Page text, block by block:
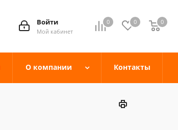
0 0 0
Войти
Мой кабинет
О компании Контакты